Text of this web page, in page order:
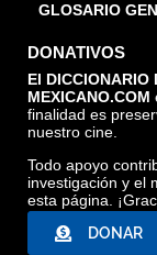
GLOSARIO
DONATIVOS
El DICCIONARIO
MEXICANO.COM
finalidad es
nuestro cine.
Todo apoyo
investigación y el
esta página.
DONAR